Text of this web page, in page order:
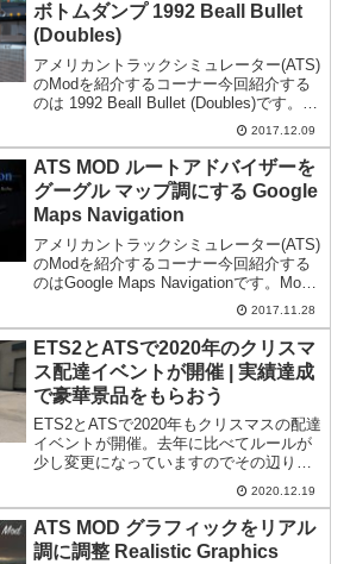
ボトムダンプ 1992 Beall Bullet
(Doubles)
アメリカントラックシミュレーター(ATS)
のModを紹介するコーナー今回紹介する
のは 1992 Beall Bullet (Doubles)です。
Modの導入は全て自己責任です。万が一
何かが起こっても一切責任は持てませ
ん。またModに関する...
2017.12.09
ATS MOD ルートアドバイザーを
グーグル マップ調にする Google
Maps Navigation
アメリカントラックシミュレーター(ATS)
のModを紹介するコーナー今回紹介する
のはGoogle Maps Navigationです。Mod
の導入は全て自己責任です。万が一何か
が起こっても一切責任は持てません。ま
たModに関する質問にはお答...
2017.11.28
ETS2とATSで2020年のクリスマ
ス配達イベントが開催 | 実績達成
で豪華景品をもらおう
ETS2とATSで2020年もクリスマスの配達
イベントが開催。去年に比べてルールが
少し変更になっていますのでその辺りを
紹介。ゲームを遊ぶ事で素敵なアイテム
が貰えますのでETS2かATSを持っている
方はチャレンジしてみてはどうでしょう
か。
2020.12.19
ATS MOD グラフィックをリアル
調に調整 Realistic Graphics